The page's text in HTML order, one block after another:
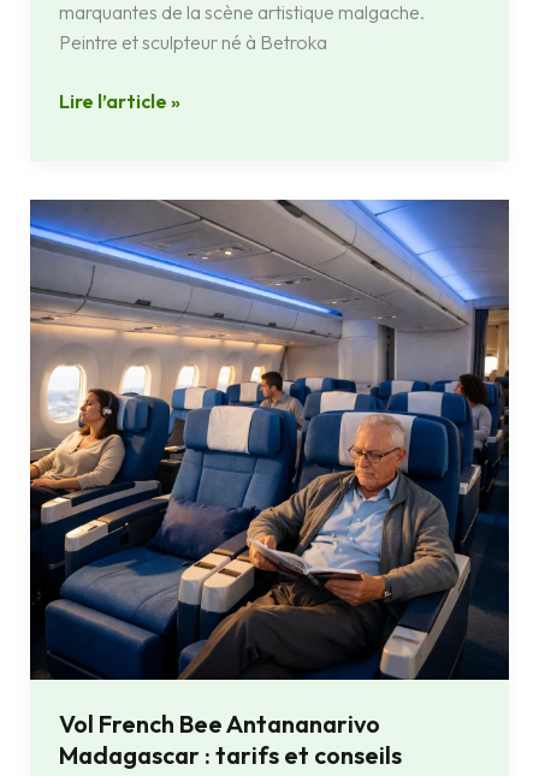
marquantes de la scène artistique malgache.
Peintre et sculpteur né à Betroka
Lire l’article »
Vol French Bee Antananarivo
Madagascar : tarifs et conseils
Vol
French
Bee
Antananarivo
Madagascar
:
tarifs
et
conseils